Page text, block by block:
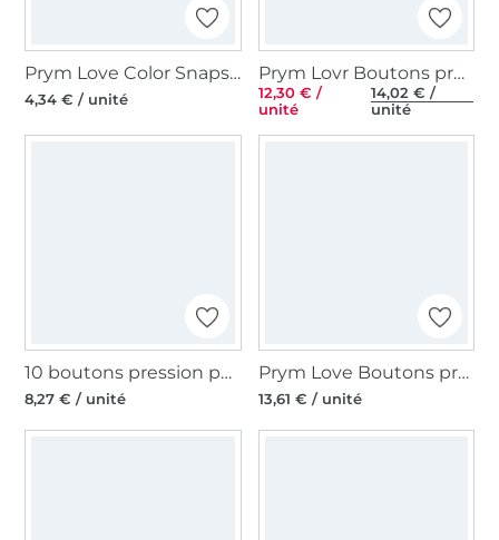
Prym Love Color Snaps Mini Boutons pression, rose
4,34 € / unité
Prym Lovr Boutons pressions Color Snaps Mini 9 mm
12,30 € /
unité
14,02 € /
unité
10 boutons pression pour jersey, 10 mm, couleur cuivre
8,27 € / unité
Prym Love Boutons pression 8 mm bleu
13,61 € / unité